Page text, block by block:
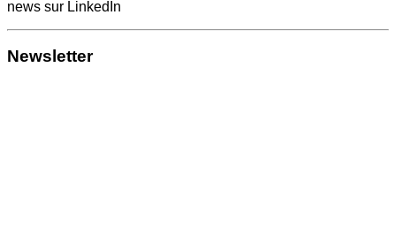
news sur LinkedIn
Newsletter